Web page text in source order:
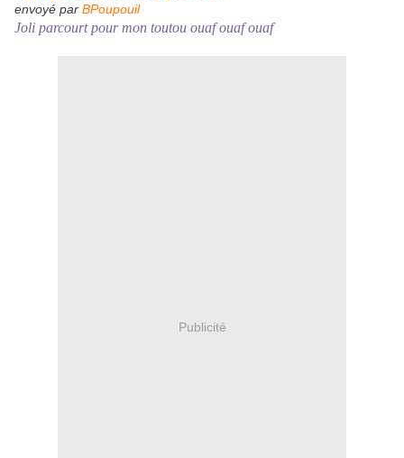
envoyé par BPoupouil
Joli parcourt pour mon toutou ouaf ouaf ouaf
Publicité